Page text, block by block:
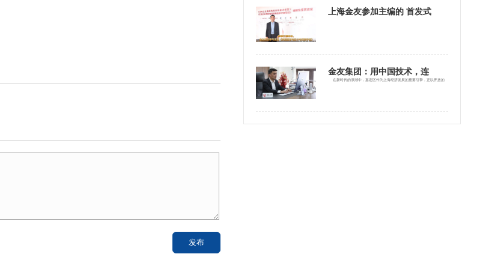
上海金友参加主编的 首发式
金友集团：用中国技术，连
在新时代的浪潮中，嘉定区作为上海经济发展的重要引擎，正以开放的